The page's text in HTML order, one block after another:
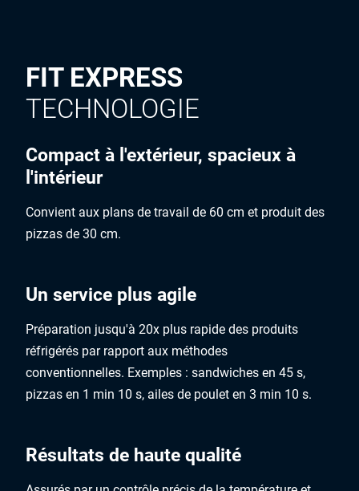
FIT EXPRESS
TECHNOLOGIE
Compact à l'extérieur, spacieux à
l'intérieur
Convient aux plans de travail de 60 cm et produit des
pizzas de 30 cm.
Un service plus agile
Préparation jusqu'à 20x plus rapide des produits
réfrigérés par rapport aux méthodes
conventionnelles. Exemples : sandwiches en 45 s,
pizzas en 1 min 10 s, ailes de poulet en 3 min 10 s.
Résultats de haute qualité